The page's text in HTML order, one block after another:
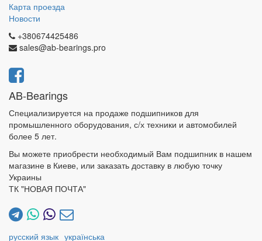
Карта проезда
Новости
+380674425486
sales@ab-bearings.pro
AB-Bearings
Специализируется на продаже подшипников для
промышленного оборудования, с/х техники и автомобилей
более 5 лет.
Вы можете приобрести необходимый Вам подшипник в нашем
магазине в Киеве, или заказать доставку в любую точку
Украины
ТК "НОВАЯ ПОЧТА"
русский язык українська